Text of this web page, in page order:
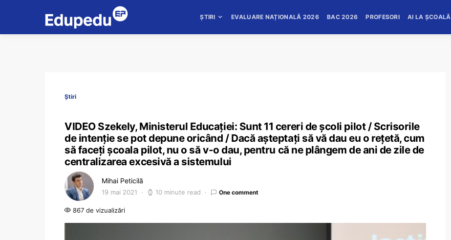
ȘTIRI EVALUARE NAȚIONALĂ 2026 BAC 2026 PROFESORI AI LA ȘCOALĂ
Știri
VIDEO Szekely, Ministerul Educației: Sunt 11 cereri de școli pilot / Scrisorile
de intenție se pot depune oricând / Dacă așteptați să vă dau eu o rețetă, cum
să faceți școala pilot, nu o să v-o dau, pentru că ne plângem de ani de zile de
centralizarea excesivă a sistemului
Mihai Peticilă
19 mai 2021 10 minute read One comment
867 de vizualizări